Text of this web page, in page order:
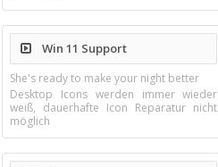
Win 11 Support
She's ready to make your night better
Desktop Icons werden immer wieder
weiß, dauerhafte Icon Reparatur nicht
möglich